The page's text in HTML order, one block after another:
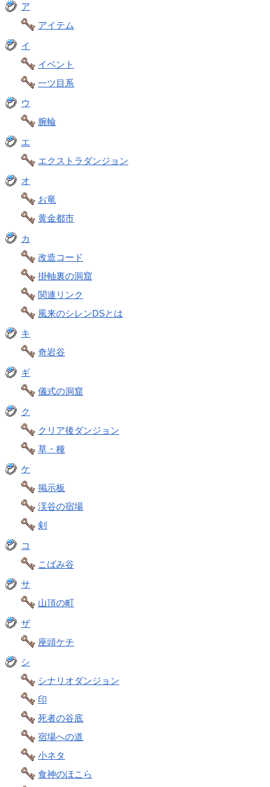
ア
アイテム
イ
イベント
一ツ目系
ウ
腕輪
エ
エクストラダンジョン
オ
お竜
黄金都市
カ
改造コード
掛軸裏の洞窟
関連リンク
風来のシレンDSとは
キ
奇岩谷
ギ
儀式の洞窟
ク
クリア後ダンジョン
草・種
ケ
掲示板
渓谷の宿場
剣
コ
こばみ谷
サ
山頂の町
ザ
座頭ケチ
シ
シナリオダンジョン
印
死者の谷底
宿場への道
小ネタ
食神のほこら